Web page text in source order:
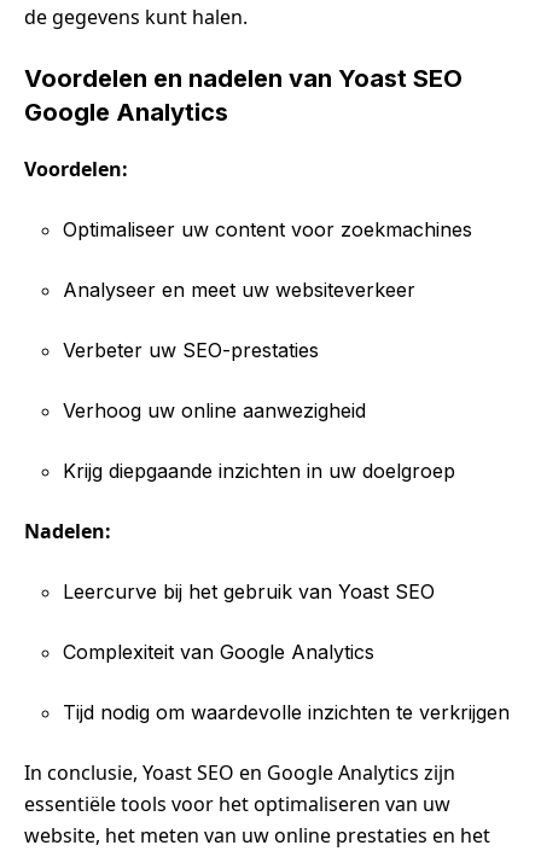
de gegevens kunt halen.
Voordelen en nadelen van Yoast SEO
Google Analytics
Voordelen:
Optimaliseer uw content voor zoekmachines
Analyseer en meet uw websiteverkeer
Verbeter uw SEO-prestaties
Verhoog uw online aanwezigheid
Krijg diepgaande inzichten in uw doelgroep
Nadelen:
Leercurve bij het gebruik van Yoast SEO
Complexiteit van Google Analytics
Tijd nodig om waardevolle inzichten te verkrijgen
In conclusie, Yoast SEO en Google Analytics zijn
essentiële tools voor het optimaliseren van uw
website, het meten van uw online prestaties en het